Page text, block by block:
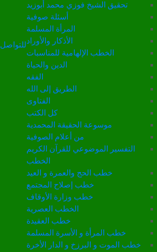
تحقيق الشيخ فوزي محمد أبوزيد
أسئلة صوفية
المرأة المسلمة
الأذكار والأوراد
الخطب الإلهامية للمناسبات
الدين والحياة
الفقه
الطريق إلى الله
الفتاوى
كل الكتب
موسوعة الحقيقة المحمدية
من أعلام الصوفية
التفسير الموضوعي للقرآن الكريم
الخطب
خطب الحج والعمرة و العيد
خطب إصلاح المجتمع
خطب وزارة الأوقاف
الخطب العصرية
خطب العقيدة
خطب المرأة و الأسرة المسلمة
خطب الموت و البرزخ و الدار الأخرة
للتواصل